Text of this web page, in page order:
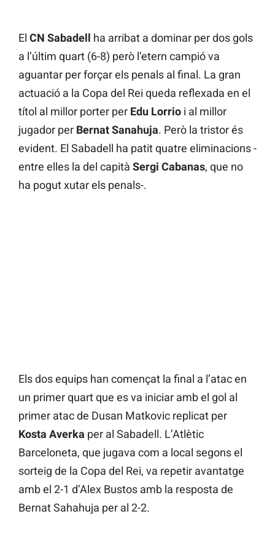
El CN Sabadell ha arribat a dominar per dos gols
a l’últim quart (6-8) però l’etern campió va
aguantar per forçar els penals al final. La gran
actuació a la Copa del Rei queda reflexada en el
títol al millor porter per Edu Lorrio i al millor
jugador per Bernat Sanahuja. Però la tristor és
evident. El Sabadell ha patit quatre eliminacions -
entre elles la del capità Sergi Cabanas, que no
ha pogut xutar els penals-.
Els dos equips han començat la final a l’atac en
un primer quart que es va iniciar amb el gol al
primer atac de Dusan Matkovic replicat per
Kosta Averka per al Sabadell. L’Atlètic
Barceloneta, que jugava com a local segons el
sorteig de la Copa del Rei, va repetir avantatge
amb el 2-1 d’Alex Bustos amb la resposta de
Bernat Sahahuja per al 2-2.